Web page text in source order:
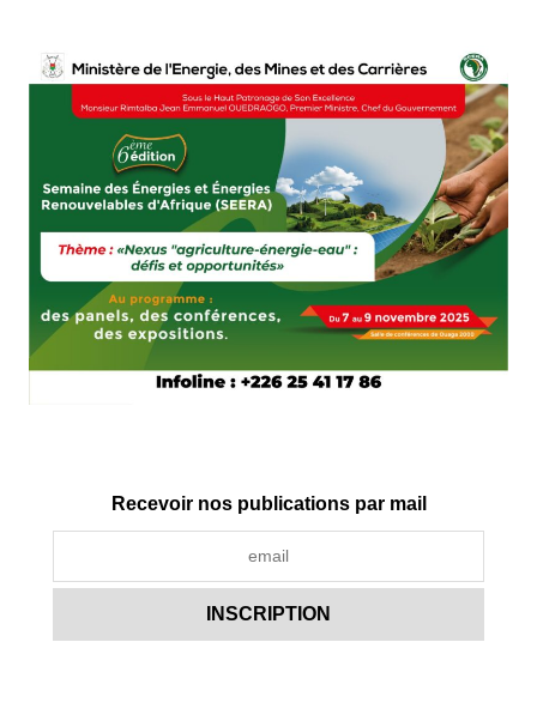
Recevoir nos publications par mail